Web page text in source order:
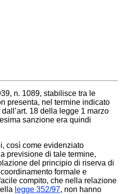
n. 1089, stabilisce tra le
presenta, nel termine indicato
18 della legge 1 marzo
sanzione era quindi
così come evidenziato
previsione di tale termine,
del principio di riserva di
formale e
compito, che nella relazione
legge 352/97, non hanno